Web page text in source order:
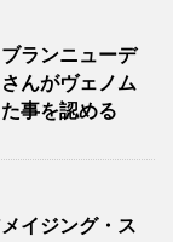
ランニューデ
んがヴェノム
事を認める
イジング・ス